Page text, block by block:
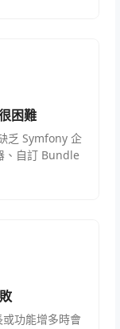
困難
乏 Symfony 企
、自訂 Bundle
功能增多時會